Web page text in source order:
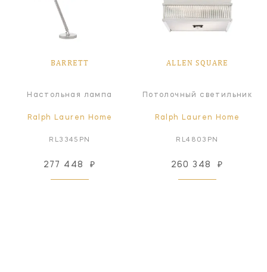
BARRETT
Настольная лампа
Ralph Lauren Home
RL3345PN
277 448 ₽
ALLEN SQUARE
Потолочный светильник
Ralph Lauren Home
RL4803PN
260 348 ₽